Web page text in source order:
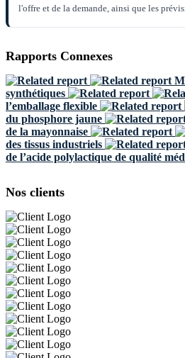
l'offre et de la demande, ainsi que les
Rapports Connexes
synthétiques
l’emballage flexible
du phosphore jaune
de la mayonnaise
des tissus industriels
de l’acide polylactique de qualité
Nos clients